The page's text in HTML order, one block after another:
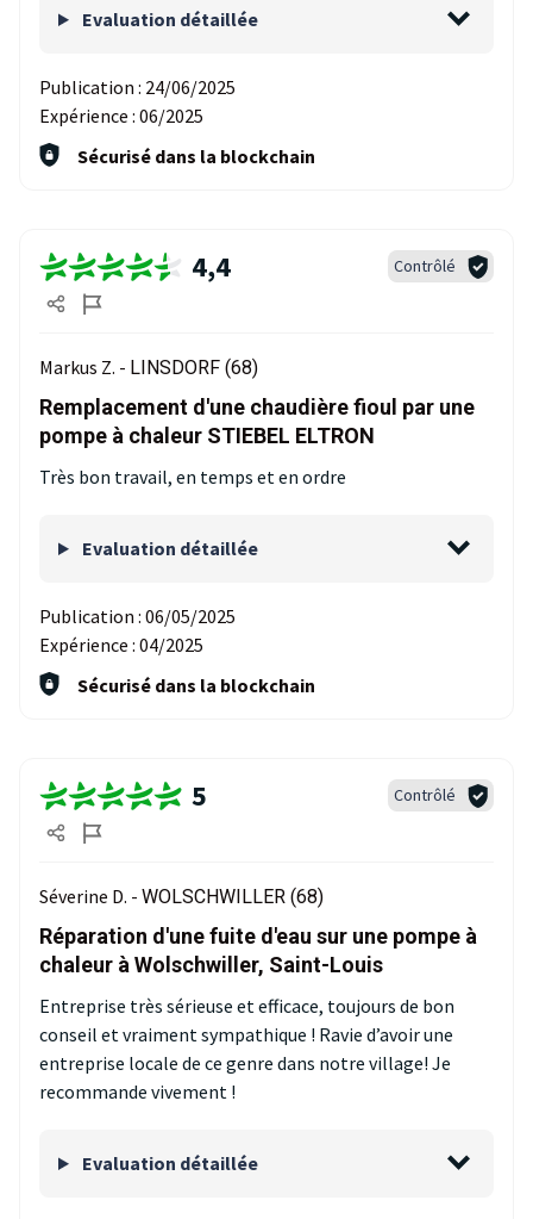
Evaluation détaillée
Publication : 24/06/2025
Expérience : 06/2025
Sécurisé dans la blockchain
4,4 Contrôlé
Markus Z. - LINSDORF (68)
Remplacement d'une chaudière fioul par une
pompe à chaleur STIEBEL ELTRON
Très bon travail, en temps et en ordre
Evaluation détaillée
Publication : 06/05/2025
Expérience : 04/2025
Sécurisé dans la blockchain
5 Contrôlé
Séverine D. - WOLSCHWILLER (68)
Réparation d'une fuite d'eau sur une pompe à
chaleur à Wolschwiller, Saint-Louis
Entreprise très sérieuse et efficace, toujours de bon
conseil et vraiment sympathique ! Ravie d’avoir une
entreprise locale de ce genre dans notre village! Je
recommande vivement !
Evaluation détaillée